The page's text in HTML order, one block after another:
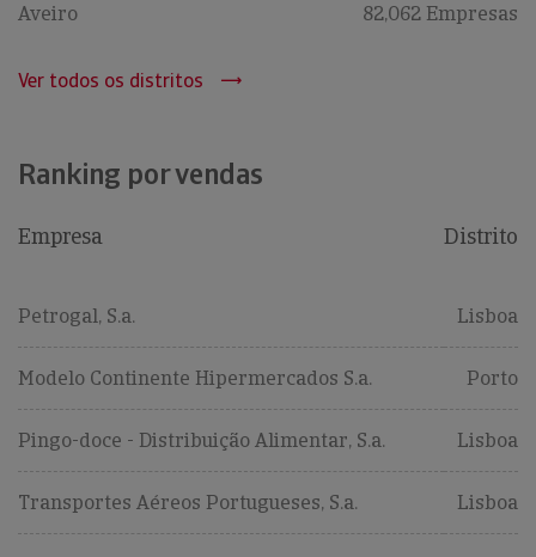
Aveiro 82,062 Empresas
Ver todos os distritos
Ranking por vendas
Empresa Distrito
Petrogal, S.a. Lisboa
Modelo Continente Hipermercados S.a. Porto
Pingo-doce - Distribuição Alimentar, S.a. Lisboa
Transportes Aéreos Portugueses, S.a. Lisboa